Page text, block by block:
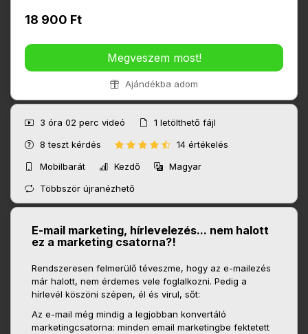
18 900 Ft
Megveszem most!
Ajándékba adom
3 óra 02 perc videó 1 letölthető fájl
8teszt kérdés
14 értékelés
Mobilbarát
Kezdő
Magyar
Többször újranézhető
E-mail marketing, hírlevelezés... nem halott
ez a marketing csatorna?!
Rendszeresen felmerülő téveszme, hogy az e-mailezés
már halott, nem érdemes vele foglalkozni. Pedig a
hírlevél köszöni szépen, él és virul, sőt:
Az e-mail még mindig a legjobban konvertáló
marketingcsatorna: minden email marketingbe fektetett